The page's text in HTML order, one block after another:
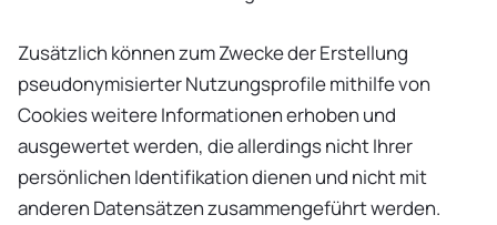
Zusätzlich können zum Zwecke der Erstellung
pseudonymisierter Nutzungsprofile mithilfe von
Cookies weitere Informationen erhoben und
ausgewertet werden, die allerdings nicht Ihrer
persönlichen Identifikation dienen und nicht mit
anderen Datensätzen zusammengeführt werden.